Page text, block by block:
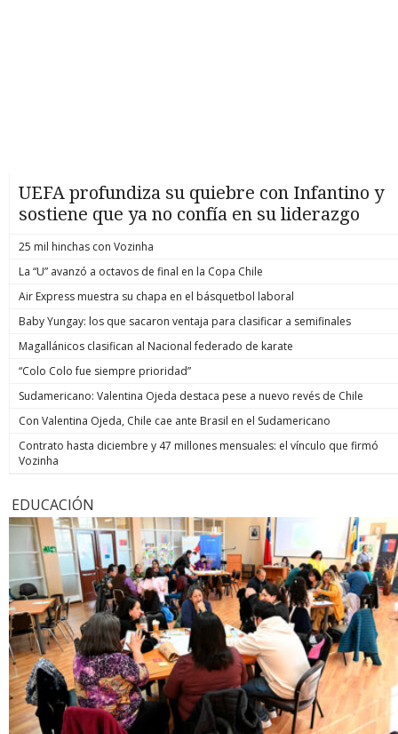
UEFA profundiza su quiebre con Infantino y
sostiene que ya no confía en su liderazgo
25 mil hinchas con Vozinha
La “U” avanzó a octavos de final en la Copa Chile
Air Express muestra su chapa en el básquetbol laboral
Baby Yungay: los que sacaron ventaja para clasificar a semifinales
Magallánicos clasifican al Nacional federado de karate
“Colo Colo fue siempre prioridad”
Sudamericano: Valentina Ojeda destaca pese a nuevo revés de Chile
Con Valentina Ojeda, Chile cae ante Brasil en el Sudamericano
Contrato hasta diciembre y 47 millones mensuales: el vínculo que firmó
Vozinha
EDUCACIÓN